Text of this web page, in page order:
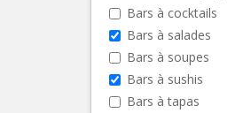
Bars à cocktails
Bars à salades
Bars à soupes
Bars à sushis
Bars à tapas